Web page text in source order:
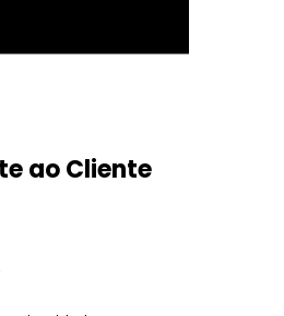
ao Cliente